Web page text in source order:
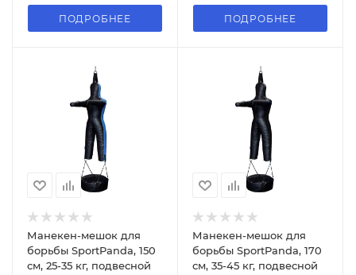
ПОДРОБНЕЕ ПОДРОБНЕЕ
Манекен-мешок для
борьбы SportPanda, 150
см, 25-35 кг, подвесной
Манекен-мешок для
борьбы SportPanda, 170
см, 35-45 кг, подвесной